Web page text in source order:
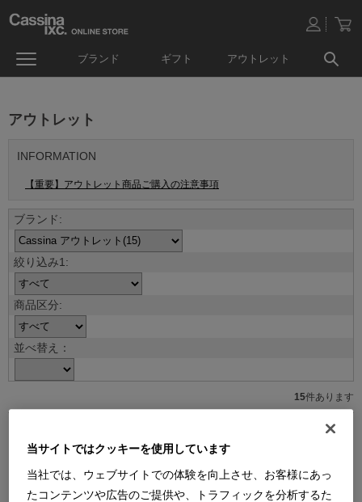
ブランド ギフト アウトレット
アウトレット
INFORMATION
【重要】アウトレット商品ご購入の注意事項
並べ替え：
15件あります
当サイトではクッキーを使用しています
当社では、ウェブサイトでの体験を向上させ、お客様にあっ
たコンテンツや広告のご提供や、トラフィックを分析するた